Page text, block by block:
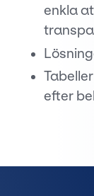
enkla
efter